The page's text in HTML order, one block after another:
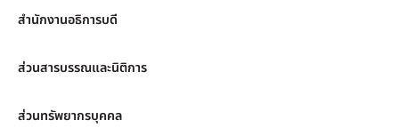
สำนักงานอธิการบดี
ส่วนสารบรรณและนิติการ
ส่วนทรัพยากรบุคคล